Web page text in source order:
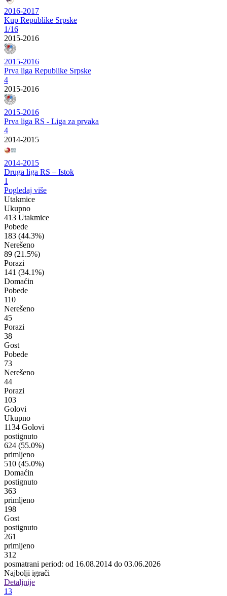
2016-2017
Kup Republike Srpske
1/16
2015-2016
2015-2016
Prva liga Republike Srpske
4
2015-2016
2015-2016
Prva liga RS - Liga za prvaka
4
2014-2015
2014-2015
Druga liga RS – Istok
1
Pogledaj više
Utakmice
Ukupno
413 Utakmice
Pobede
183 (44.3%)
Nerešeno
89 (21.5%)
Porazi
141 (34.1%)
Domaćin
Pobede
110
Nerešeno
45
Porazi
38
Gost
Pobede
73
Nerešeno
44
Porazi
103
Golovi
Ukupno
1134 Golovi
postignuto
624 (55.0%)
primljeno
510 (45.0%)
Domaćin
postignuto
363
primljeno
198
Gost
postignuto
261
primljeno
312
posmatrani period: od 16.08.2014 do 03.06.2026
Najbolji igrači
Detaljnije
13